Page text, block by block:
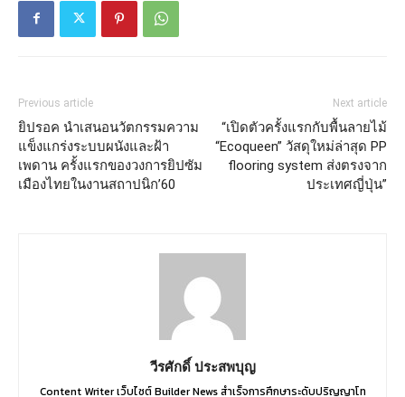
Previous article
ยิปรอค นำเสนอนวัตกรรมความ
แข็งแกร่งระบบผนังและฝ้า
เพดาน ครั้งแรกของวงการยิปซัม
เมืองไทยในงานสถาปนิก’60
Next article
“เปิดตัวครั้งแรกกับพื้นลายไม้
“Ecoqueen” วัสดุใหม่ล่าสุด PP
flooring system ส่งตรงจาก
ประเทศญี่ปุ่น”
วีรศักดิ์ ประสพบุญ
Content Writer เว็บไซต์ Builder News สำเร็จการศึกษาระดับปริญญาโท